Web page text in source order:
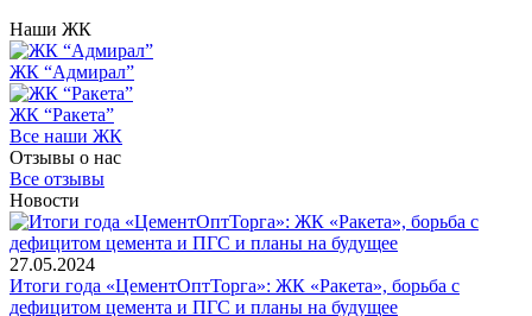
Наши ЖК
ЖК “Адмирал”
ЖК “Ракета”
Все наши ЖК
Отзывы о нас
Все отзывы
Новости
27.05.2024
Итоги года «ЦементОптТорга»: ЖК «Ракета», борьба с
дефицитом цемента и ПГС и планы на будущее